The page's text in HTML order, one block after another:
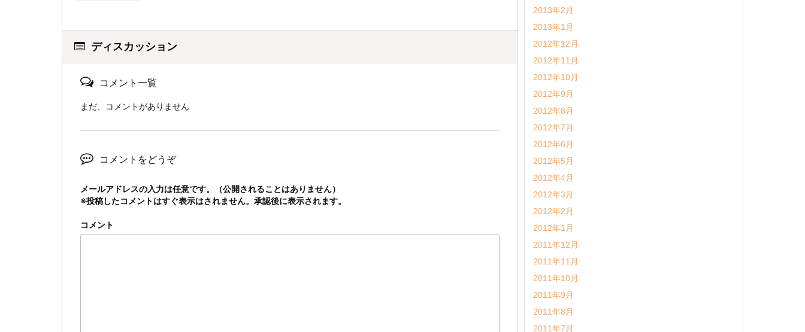
ディスカッション
コメント一覧
まだ、コメントがありません
コメントをどうぞ
メールアドレスの入力は任意です。（公開されることはありません）
※投稿したコメントはすぐ表示はされません。承認後に表示されます。
コメント
2013年2月
2013年1月
2012年12月
2012年11月
2012年10月
2012年9月
2012年8月
2012年7月
2012年6月
2012年5月
2012年4月
2012年3月
2012年2月
2012年1月
2011年12月
2011年11月
2011年10月
2011年9月
2011年8月
2011年7月